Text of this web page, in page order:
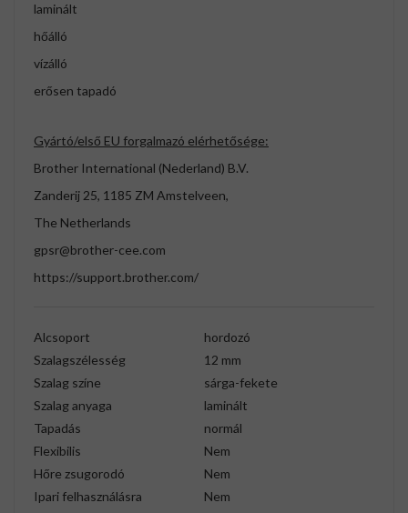
laminált
hőálló
vízálló
erősen tapadó
Gyártó/első EU forgalmazó elérhetősége:
Brother International (Nederland) B.V.
Zanderij 25, 1185 ZM Amstelveen,
The Netherlands
gpsr@brother-cee.com
https://support.brother.com/
Alcsoport
hordozó
Szalagszélesség
12 mm
Szalag színe
sárga-fekete
Szalag anyaga
laminált
Tapadás
normál
Flexibilis
Nem
Hőre zsugorodó
Nem
Ipari felhasználásra
Nem